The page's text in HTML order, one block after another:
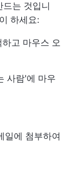
는 것입니
하세요:
고 마우스 오
사람'에 마우
일에 첨부하여